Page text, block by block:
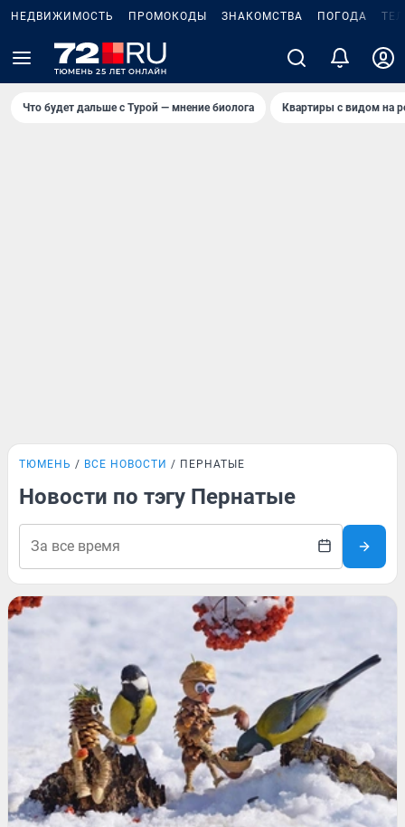
НЕДВИЖИМОСТЬ ПРОМОКОДЫ ЗНАКОМСТВА ПОГОДА
Что будет дальше с Турой — мнение биолога Квартиры с видом на
ТЮМЕНЬ ВСЕ НОВОСТИ ПЕРНАТЫЕ
Новости по тэгу Пернатые